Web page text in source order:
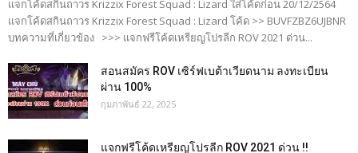
แจกโค้ดสกินถาวร Krizzix Forest Squad : Lizard ใส่โค้ดก่อน 20/12/2564
แจกโค้ดสกินถาวร Krizzix Forest Squad : Lizard โค้ด >> BUVFZBZ6UJBNR
บทความที่เกี่ยวข้อง >>> แจกฟรีโค้ดเหรียญโปรลีก ROV 2021 ด่วน...
สอนสมัคร ROV เซิร์ฟเบต้าเวียดนาม ลงทะเบียน
ผ่าน 100%
กุมภาพันธ์ 22, 2025
แจกฟรีโค้ดเหรียญโปรลีก ROV 2021 ด่วน !!